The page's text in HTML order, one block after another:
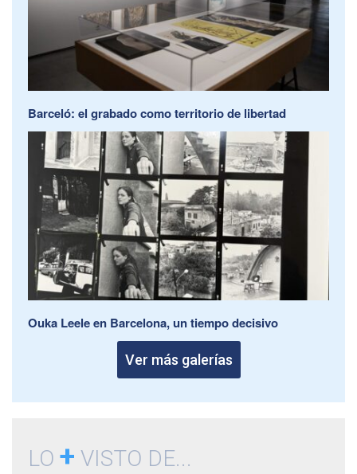
Barceló: el grabado como territorio de libertad
Ouka Leele en Barcelona, un tiempo decisivo
Ver más galerías
LO + VISTO DE...